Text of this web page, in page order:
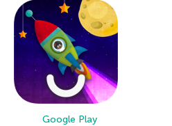
Google Play